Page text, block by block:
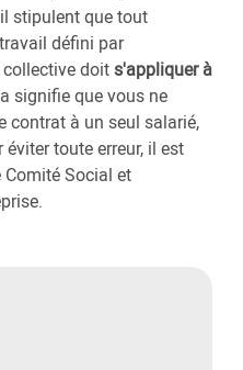
stipulent que tout
défini par
doit s'appliquer à
signifie que vous ne
contrat à un seul salarié,
toute erreur, il est
Social et